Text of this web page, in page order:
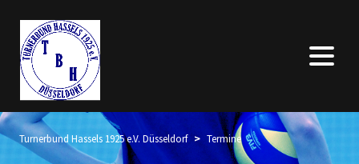
Turnerbund Hassels 1925 e.V. Düsseldorf > Termine